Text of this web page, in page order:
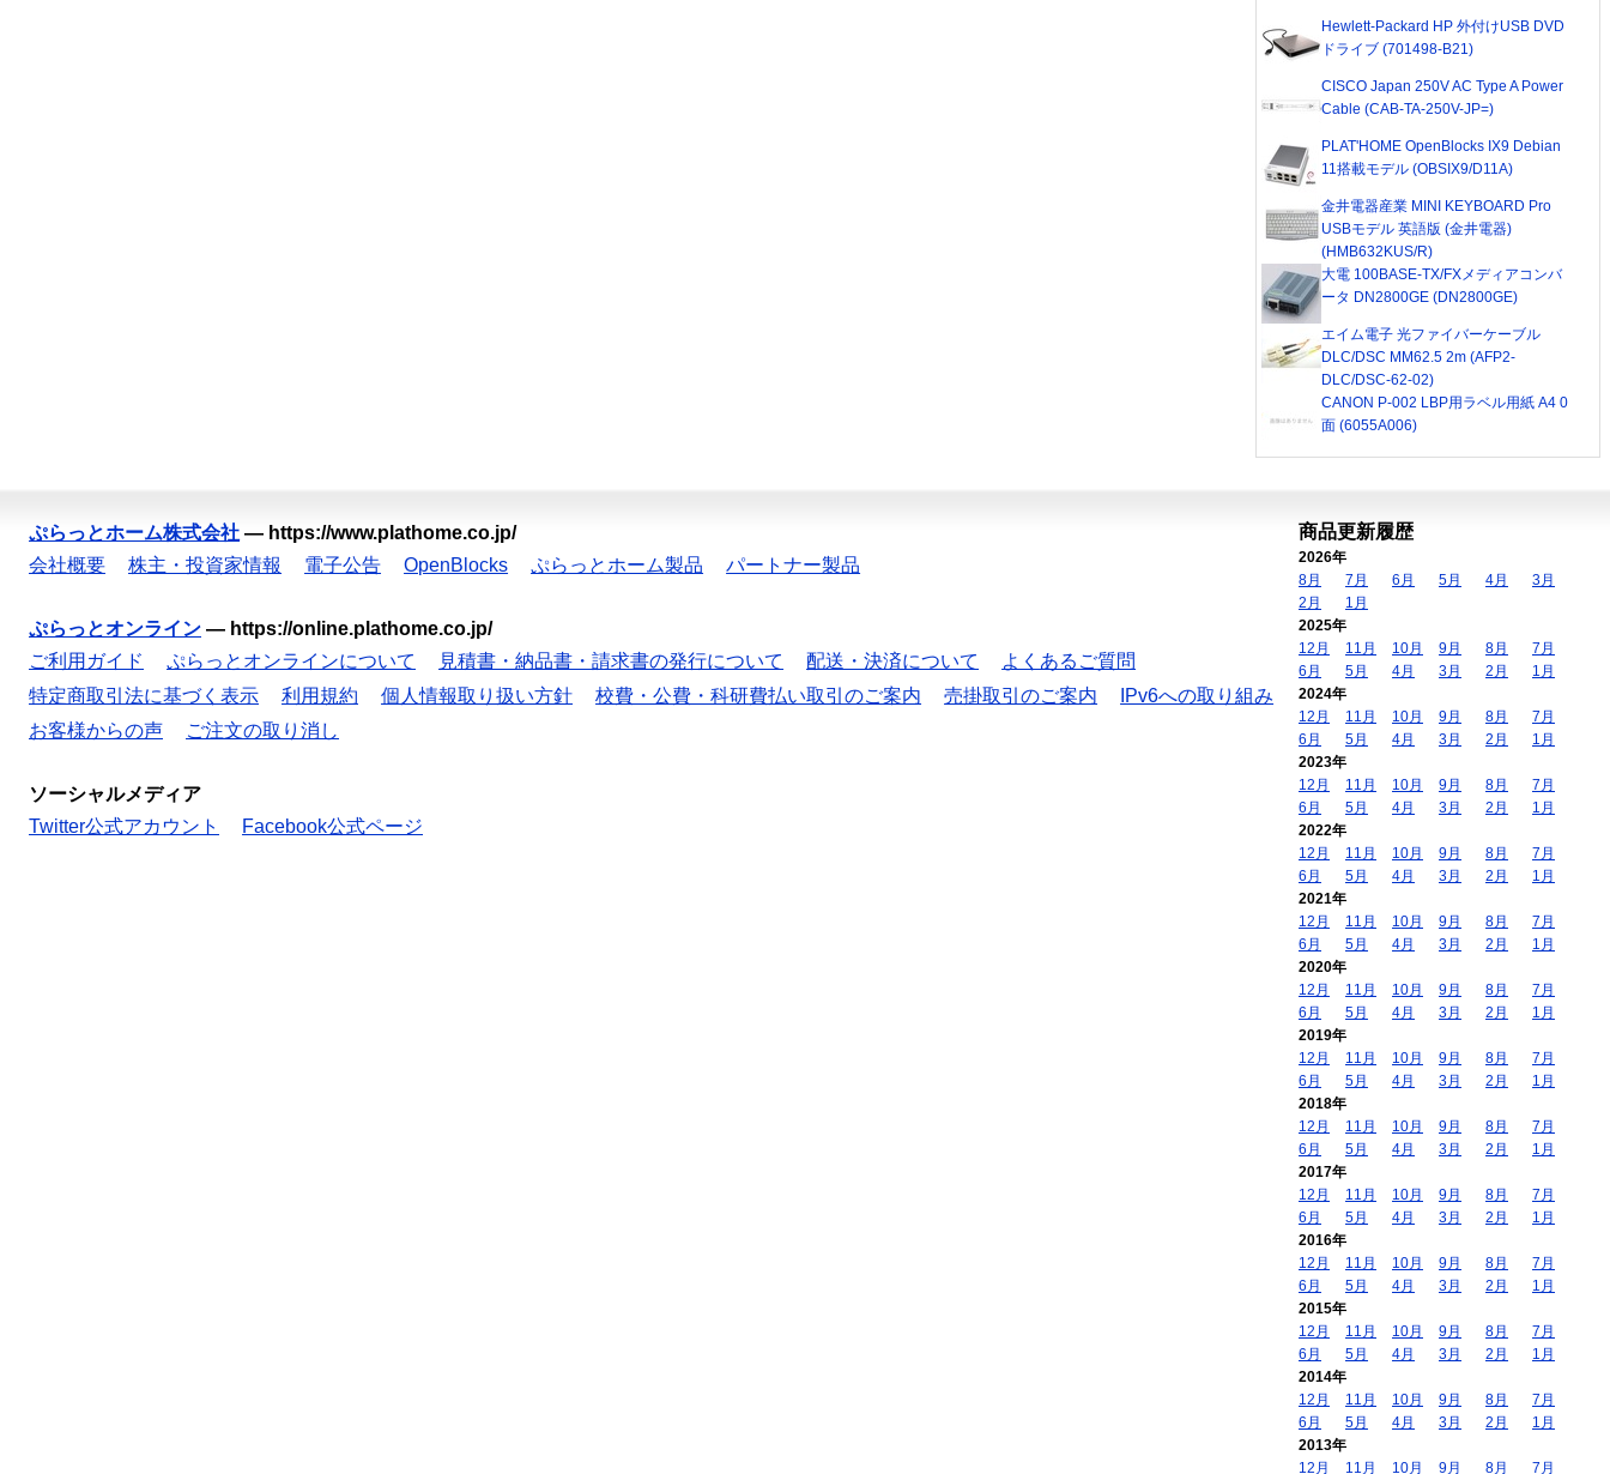
Hewlett-Packard HP 外付けUSB DVD
ドライブ (701498-B21)
CISCO Japan 250V AC Type A Power
Cable (CAB-TA-250V-JP=)
PLAT'HOME OpenBlocks IX9 Debian
11搭載モデル (OBSIX9/D11A)
金井電器産業 MINI KEYBOARD Pro
USBモデル 英語版 (金井電器)
(HMB632KUS/R)
大電 100BASE-TX/FXメディアコンバ
ータ DN2800GE (DN2800GE)
エイム電子 光ファイバーケーブル
DLC/DSC MM62.5 2m (AFP2-
DLC/DSC-62-02)
CANON P-002 LBP用ラベル用紙 A4 0
面 (6055A006)
ぷらっとホーム株式会社 — https://www.plathome.co.jp/
会社概要
株主・投資家情報 電子公告 OpenBlocks ぷらっとホーム製品 パートナー製品
ぷらっとオンライン — https://online.plathome.co.jp/
ご利用ガイド
ぷらっとオンラインについて 見積書・納品書・請求書の発行について 配送・決済について
よくあるご質問
特定商取引法に基づく表示
利用規約 個人情報取り扱い方針 校費・公費・科研費払い取引のご案内 売掛取引のご案内
IPv6への取り組み
お客様からの声
ご注文の取り消し
ソーシャルメディア
Twitter公式アカウント
Facebook公式ページ
商品更新履歴
2026年
8月
7月 6月 5月 4月
3月
2月
1月
2025年
12月
11月 10月 9月 8月
7月
6月
5月 4月 3月 2月
1月
2024年
12月
11月 10月 9月 8月
7月
6月
5月 4月 3月 2月
1月
2023年
12月
11月 10月 9月 8月
7月
6月
5月 4月 3月 2月
1月
2022年
12月
11月 10月 9月 8月
7月
6月
5月 4月 3月 2月
1月
2021年
12月
11月 10月 9月 8月
7月
6月
5月 4月 3月 2月
1月
2020年
12月
11月 10月 9月 8月
7月
6月
5月 4月 3月 2月
1月
2019年
12月
11月 10月 9月 8月
7月
6月
5月 4月 3月 2月
1月
2018年
12月
11月 10月 9月 8月
7月
6月
5月 4月 3月 2月
1月
2017年
12月
11月 10月 9月 8月
7月
6月
5月 4月 3月 2月
1月
2016年
12月
11月 10月 9月 8月
7月
6月
5月 4月 3月 2月
1月
2015年
12月
11月 10月 9月 8月
7月
6月
5月 4月 3月 2月
1月
2014年
12月
11月 10月 9月 8月
7月
6月
5月 4月 3月 2月
1月
2013年
12月
11月 10月 9月 8月 7月